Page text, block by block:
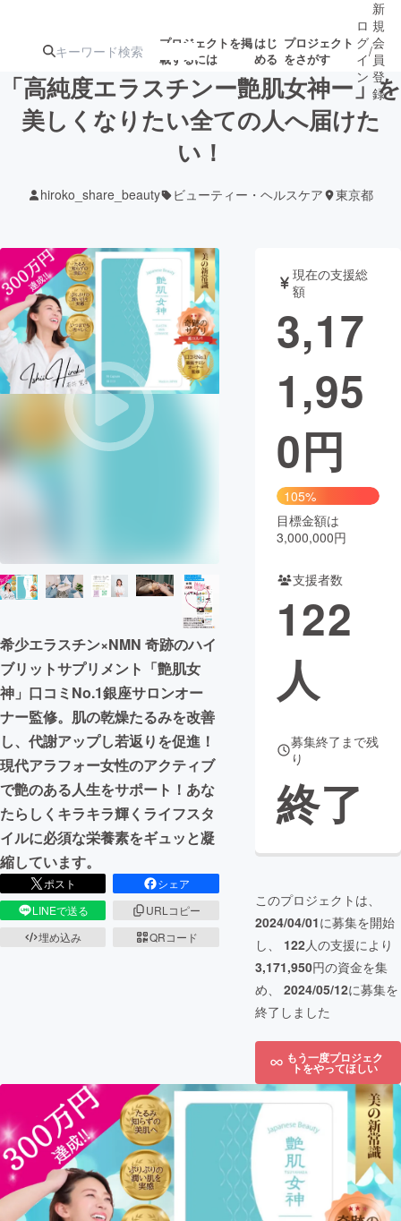
プロジェクトを掲
載するには
はじ
める
プロジェクト
をさがす
注目の新着プロ
テクノロジー・ガジェット
映像・映画 書籍・雑誌
ビジネス・起業 チャレンジ
まちづくり・地域活性化
CAMPFIRE Creation
コミュニティ
ロ
グ
イ
ン
/
新
規
会
員
登
録
「高純度エラスチンー艶肌女神ー」を
美しくなりたい全ての人へ届けた
い！
hiroko_share_beauty ビューティー・ヘルスケア 東京都
希少エラスチン×NMN 奇跡のハイ
ブリットサプリメント「艶肌女
神」口コミNo.1銀座サロンオー
ナー監修。肌の乾燥たるみを改善
し、代謝アップし若返りを促進！
現代アラフォー女性のアクティブ
で艶のある人生をサポート！あな
たらしくキラキラ輝くライフスタ
イルに必須な栄養素をギュッと凝
縮しています。
ポスト
シェア
LINEで送る
URLコピー
埋め込み
QRコード
現在の支援総
額
3,17
1,95
0円
105%
目標金額は
3,000,000円
支援者数
122
人
募集終了まで残
り
終了
このプロジェクトは、
2024/04/01に募集を開始
し、 122人の支援により
3,171,950円の資金を集
め、 2024/05/12に募集を
終了しました
もう一度プロジェク
トをやってほしい